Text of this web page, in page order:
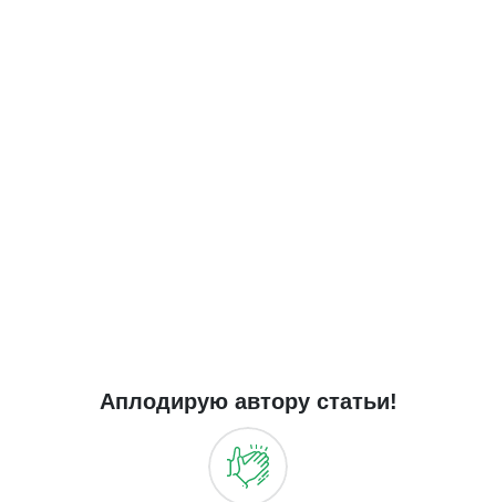
Аплодирую автору статьи!